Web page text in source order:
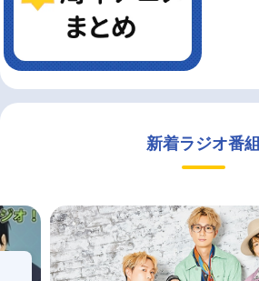
新着ラジオ番組